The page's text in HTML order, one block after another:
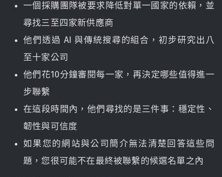
一個採購團隊被要求降低對單一國家的依賴，並
尋找三至四家新供應商
他們透過 AI 與傳統搜尋的組合，初步研究出八
至十家公司
他們花10分鐘審閱每一家，再決定哪些值得進一
步聯繫
在這段時間內，他們尋找的是三件事：穩定性、
韌性與可信度
如果您的網站與公司簡介無法清楚回答這些問
題，您很可能不在最終被聯繫的候選名單之內